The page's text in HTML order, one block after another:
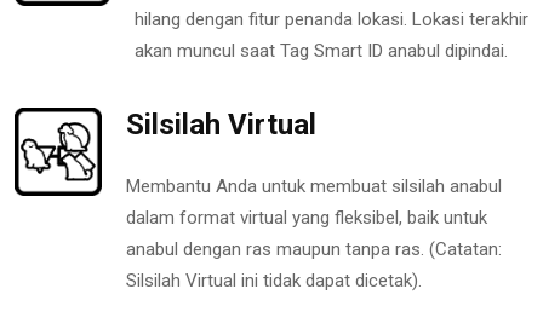
hilang dengan fitur penanda lokasi. Lokasi terakhir
akan muncul saat Tag Smart ID anabul dipindai.
Silsilah Virtual
Membantu Anda untuk membuat silsilah anabul
dalam format virtual yang fleksibel, baik untuk
anabul dengan ras maupun tanpa ras. (Catatan:
Silsilah Virtual ini tidak dapat dicetak).